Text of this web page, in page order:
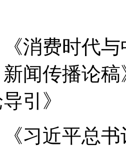
《消费时代
闻传播论
引》
《习近平总